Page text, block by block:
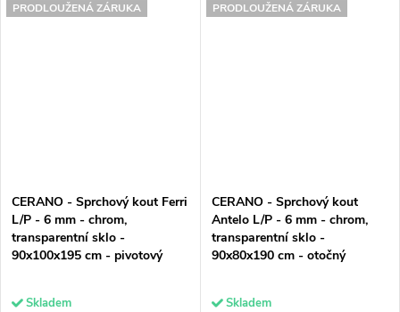
PRODLOUŽENÁ ZÁRUKA
CERANO - Sprchový kout Ferri
L/P - 6 mm - chrom,
transparentní sklo -
90x100x195 cm - pivotový
Skladem
PRODLOUŽENÁ ZÁRUKA
CERANO - Sprchový kout
Antelo L/P - 6 mm - chrom,
transparentní sklo -
90x80x190 cm - otočný
Skladem